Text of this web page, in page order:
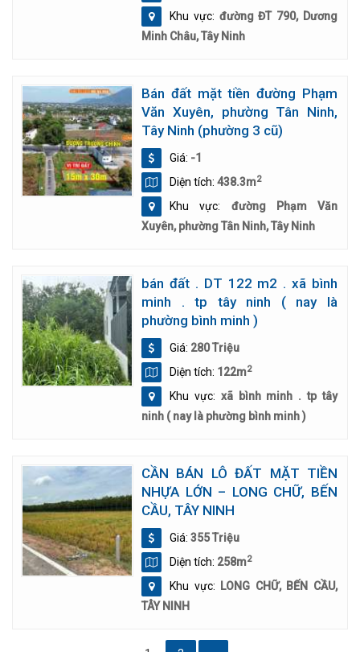
Khu vực: đường ĐT 790, Dương
Minh Châu, Tây Ninh
Bán đất mặt tiền đường Phạm
Văn Xuyên, phường Tân Ninh,
Tây Ninh (phường 3 cũ)
Giá: -1
Diện tích: 438.3m2
Khu vực: đường Phạm Văn
Xuyên, phường Tân Ninh, Tây Ninh
bán đất . DT 122 m2 . xã bình
minh . tp tây ninh ( nay là
phường bình minh )
Giá: 280 Triệu
Diện tích: 122m2
Khu vực: xã bình minh . tp tây
ninh ( nay là phường bình minh )
CẦN BÁN LÔ ĐẤT MẶT TIỀN
NHỰA LỚN – LONG CHỮ, BẾN
CẦU, TÂY NINH
Giá: 355 Triệu
Diện tích: 258m2
Khu vực:
LONG CHỮ, BẾN CẦU,
TÂY NINH